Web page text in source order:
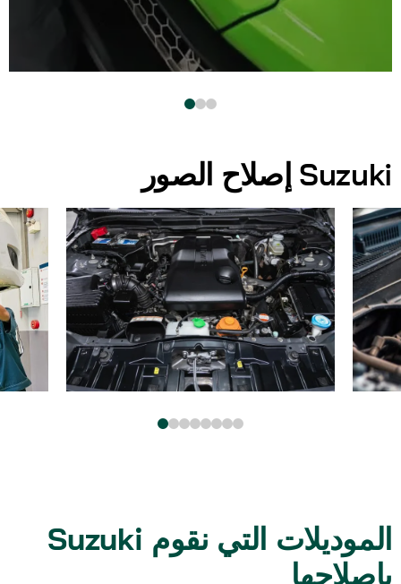
Suzuki إصلاح الصور
Suzuki الموديلات التي نقوم
بإصلاحها